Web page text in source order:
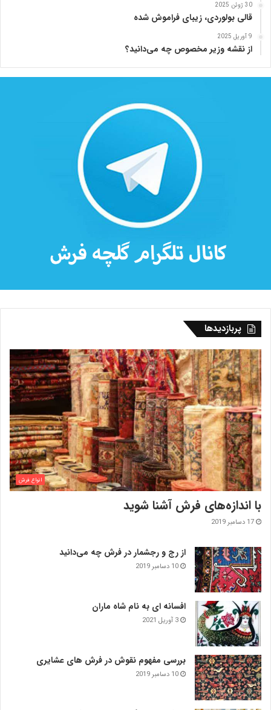
30 ژوئن 2025
قالی بولوردی، زیبای فراموش شده
9 آوریل 2025
از نقشه وزیر مخصوص چه می‌دانید؟
پربازدیدها
انواع فرش
با اندازه‌‌های فرش آشنا شوید
17 دسامبر 2019
از رج و رجشمار در فرش چه می‌دانید
10 دسامبر 2019
افسانه ای به نام شاه ماران
3 آوریل 2021
بررسی مفهوم نقوش در فرش‌ های عشایری
10 دسامبر 2019